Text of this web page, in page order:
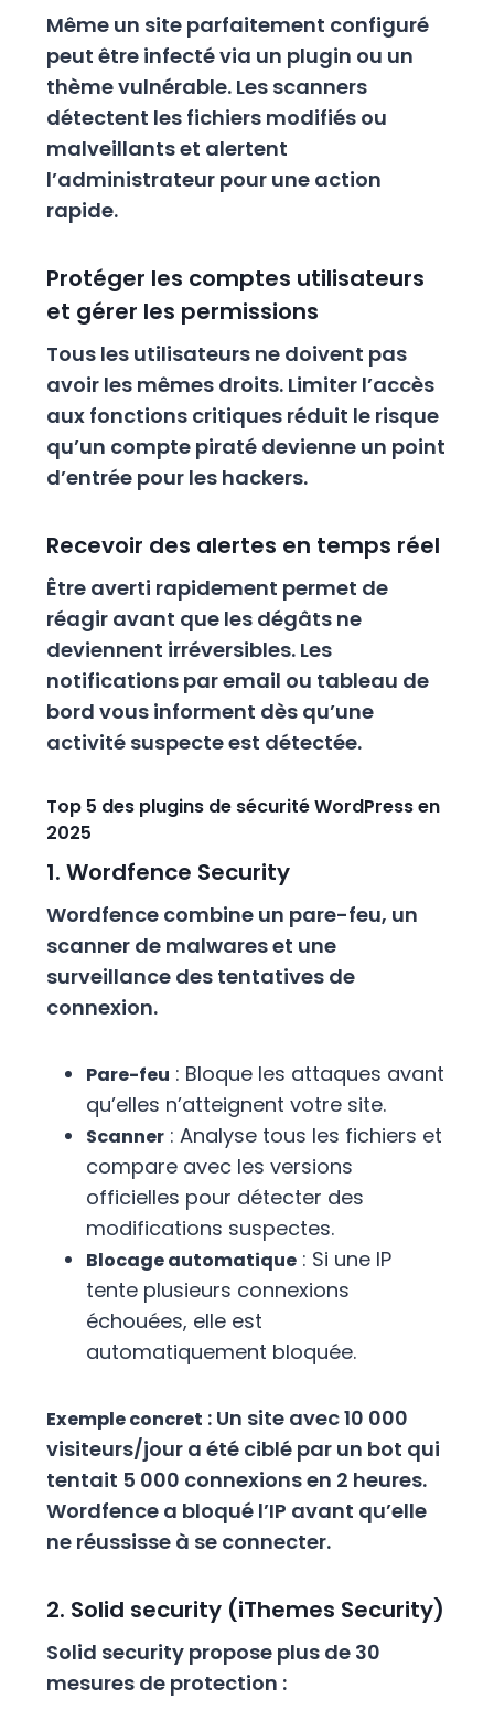
Même un site parfaitement configuré
peut être infecté via un plugin ou un
thème vulnérable. Les scanners
détectent les fichiers modifiés ou
malveillants et alertent
l’administrateur pour une action
rapide.
Protéger les comptes utilisateurs
et gérer les permissions
Tous les utilisateurs ne doivent pas
avoir les mêmes droits. Limiter l’accès
aux fonctions critiques réduit le risque
qu’un compte piraté devienne un point
d’entrée pour les hackers.
Recevoir des alertes en temps réel
Être averti rapidement permet de
réagir avant que les dégâts ne
deviennent irréversibles. Les
notifications par email ou tableau de
bord vous informent dès qu’une
activité suspecte est détectée.
Top 5 des plugins de sécurité WordPress en
2025
1. Wordfence Security
Wordfence combine un pare-feu, un
scanner de malwares et une
surveillance des tentatives de
connexion.
Pare-feu : Bloque les attaques avant
qu’elles n’atteignent votre site.
Scanner: Analyse tous les fichiers et
compare avec les versions
officielles pour détecter des
modifications suspectes.
Blocage automatique: Si une IP
tente plusieurs connexions
échouées, elle est
automatiquement bloquée.
Exemple concret : Un site avec 10 000
visiteurs/jour a été ciblé par un bot qui
tentait 5 000 connexions en 2 heures.
Wordfence a bloqué l’IP avant qu’elle
ne réussisse à se connecter.
2. Solid security (iThemes Security)
Solid security propose plus de 30
mesures de protection :